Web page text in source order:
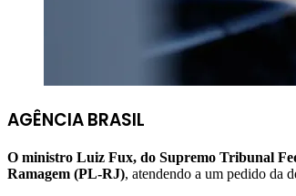
AGÊNCIA BRASIL
O ministro Luiz Fux, do Supremo Tribunal
Ramagem (PL-RJ), atendendo a um pedido da